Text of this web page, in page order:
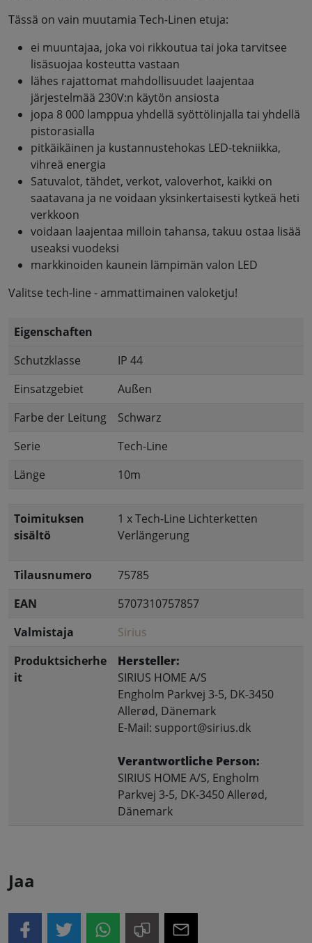
Tässä on vain muutamia Tech-Linen etuja:
ei muuntajaa, joka voi rikkoutua tai joka tarvitsee
lisäsuojaa kosteutta vastaan
lähes rajattomat mahdollisuudet laajentaa
järjestelmää 230V:n käytön ansiosta
jopa 8 000 lamppua yhdellä syöttölinjalla tai yhdellä
pistorasialla
pitkäikäinen ja kustannustehokas LED-tekniikka,
vihreä energia
Satuvalot, tähdet, verkot, valoverhot, kaikki on
saatavana ja ne voidaan yksinkertaisesti kytkeä heti
verkkoon
voidaan laajentaa milloin tahansa, takuu ostaa lisää
useaksi vuodeksi
markkinoiden kaunein lämpimän valon LED
Valitse tech-line - ammattimainen valoketju!
Eigenschaften
Schutzklasse
IP 44
Einsatzgebiet
Außen
Farbe der Leitung
Schwarz
Serie
Tech-Line
Länge
10m
Toimituksen
sisältö
1 x Tech-Line Lichterketten
Verlängerung
Tilausnumero
75785
EAN
5707310757857
Valmistaja
Sirius
Produktsicherhe
it
Hersteller:
SIRIUS HOME A/S
Engholm Parkvej 3-5, DK-3450
Allerød, Dänemark
E-Mail: support@sirius.dk
Verantwortliche Person:
SIRIUS HOME A/S, Engholm
Parkvej 3-5, DK-3450 Allerød,
Dänemark
Jaa